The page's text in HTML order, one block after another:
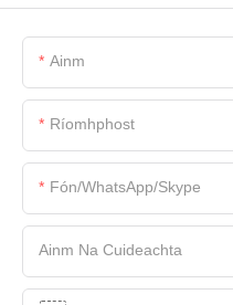
Ainm
Ríomhphost
Fón/WhatsApp/Skype
Ainm Na Cuideachta